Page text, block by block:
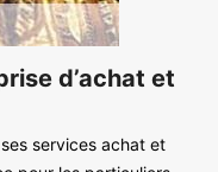
d’achat et
services achat et